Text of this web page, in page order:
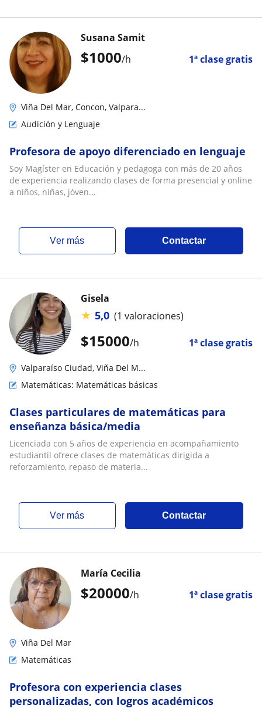
$1000/h 1ª clase gratis
Susana Samit
Viña Del Mar, Concon, Valpara...
Audición y Lenguaje
Profesora de apoyo diferenciado en lenguaje
Soy Magíster en Educación y pedagoga con más de 20 años
de experiencia realizando clases de forma presencial y online
a niños, niñas, jóven...
ver más Contactar
$15000/h 1ª clase gratis
Gisela
★ 5,0 (1 valoraciones)
Valparaíso Ciudad, Viña Del M...
Matemáticas: Matemáticas básicas
Clases particulares de matemáticas para
enseñanza básica/media
Licenciada con 5 años de experiencia en acompañamiento
estudiantil ofrece clases de matemáticas dirigida a
reforzamiento, repaso de materia...
ver más Contactar
$20000/h 1ª clase gratis
María Cecilia
Viña Del Mar
Matemáticas
Profesora con experiencia clases
personalizadas, con logros académicos